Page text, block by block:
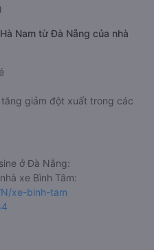
Nam từ Đà Nẵng của nhà
giảm đột xuất trong các
ở Đà Nẵng:
xe Bình Tâm:
xe-binh-tam